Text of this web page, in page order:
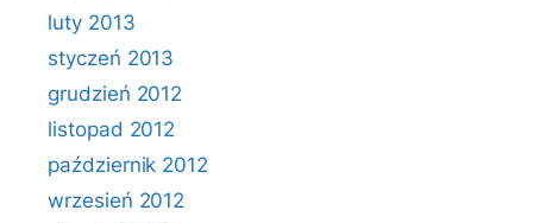
luty 2013
styczeń 2013
grudzień 2012
listopad 2012
październik 2012
wrzesień 2012